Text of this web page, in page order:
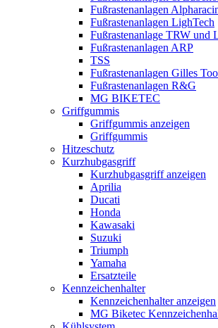
Fußrastenanlagen
Fußrastenanlagen LighTech
Fußrastenanlage TRW und
Fußrastenanlagen ARP
TSS
Fußrastenanlagen Gilles
Fußrastenanlagen R&G
MG BIKETEC
Griffgummis
Griffgummis anzeigen
Griffgummis
Hitzeschutz
Kurzhubgasgriff
Kurzhubgasgriff anzeigen
Aprilia
Ducati
Honda
Kawasaki
Suzuki
Triumph
Yamaha
Ersatzteile
Kennzeichenhalter
Kennzeichenhalter anzeigen
MG Biketec